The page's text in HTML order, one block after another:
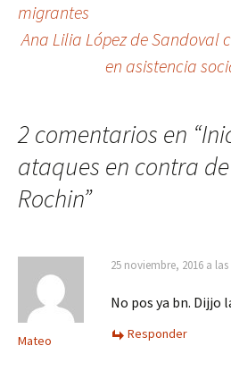
migrantes
Ana Lilia López de Sandoval
en asistencia
2 comentarios en “
ataques en contra
Rochin”
Mateo
25 noviembre, 2016 a las
No pos ya bn. Dijjo
Responder